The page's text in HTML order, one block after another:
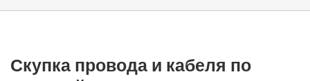
Скупка провода и кабеля по